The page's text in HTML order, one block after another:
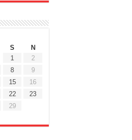
S
N
1
2
8
9
15
16
22
23
29